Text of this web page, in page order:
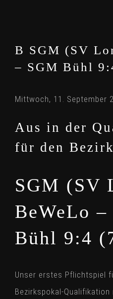
B SGM (SV
– SGM Bühl
Mittwoch, 11. September
Aus in der
für den
SGM (SV
BeWeLo –
Bühl 9:4
Unser erstes Pflichtspiel
Bezirkspokal-